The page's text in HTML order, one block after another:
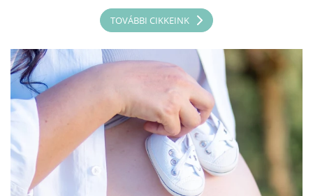
TOVÁBBI CIKKEINK